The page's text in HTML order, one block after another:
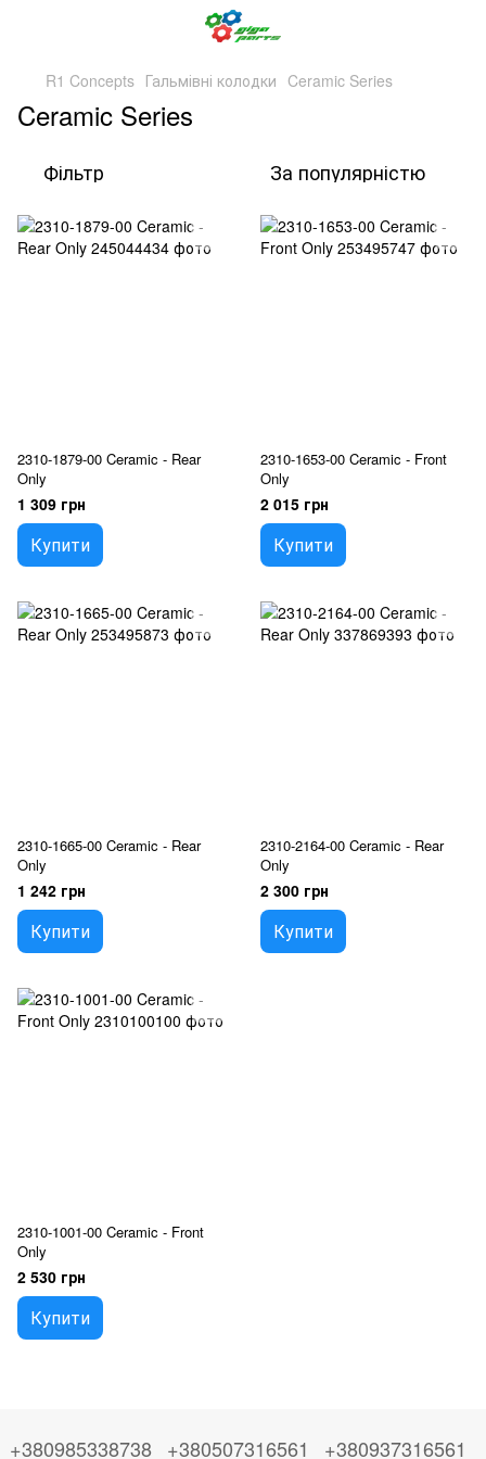
R1 Concepts Гальмівні колодки Ceramic Series
Ceramic Series
Фільтр За популярністю
2310-1879-00 Ceramic - Rear
Only
1 309 грн
Купити
2310-1653-00 Ceramic - Front
Only
2 015 грн
Купити
2310-1665-00 Ceramic - Rear
Only
1 242 грн
Купити
2310-2164-00 Ceramic - Rear
Only
2 300 грн
Купити
2310-1001-00 Ceramic - Front
Only
2 530 грн
Купити
+380985338738 +380507316561 +380937316561